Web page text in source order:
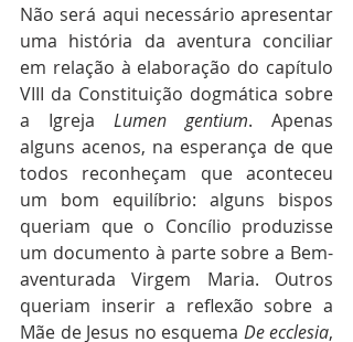
Não será aqui necessário apresentar
uma história da aventura conciliar
em relação à elaboração do capítulo
VIII da Constituição dogmática sobre
a Igreja Lumen gentium. Apenas
alguns acenos, na esperança de que
todos reconheçam que aconteceu
um bom equilíbrio: alguns bispos
queriam que o Concílio produzisse
um documento à parte sobre a Bem-
aventurada Virgem Maria. Outros
queriam inserir a reflexão sobre a
Mãe de Jesus no esquema De ecclesia,